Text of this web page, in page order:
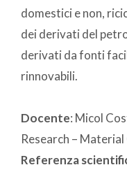
domestici e non,
dei derivati del
derivati da fonti
rinnovabili.
Docente: Micol
Research –
Referenza